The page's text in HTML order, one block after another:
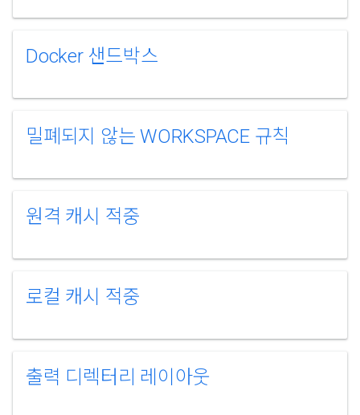
Docker 샌드박스
밀폐되지 않는 WORKSPACE 규칙
원격 캐시 적중
로컬 캐시 적중
출력 디렉터리 레이아웃